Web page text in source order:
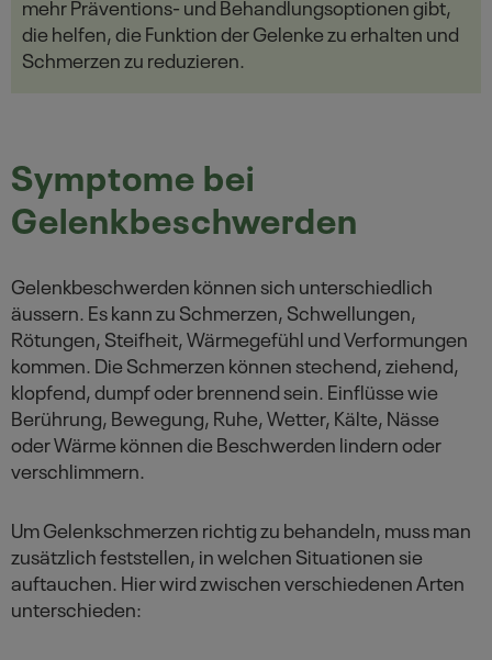
mehr Präventions- und Behandlungsoptionen gibt,
die helfen, die Funktion der Gelenke zu erhalten und
Schmerzen zu reduzieren.
Symptome bei
Gelenkbeschwerden
Gelenkbeschwerden können sich unterschiedlich
äussern. Es kann zu Schmerzen, Schwellungen,
Rötungen, Steifheit, Wärmegefühl und Verformungen
kommen. Die Schmerzen können stechend, ziehend,
klopfend, dumpf oder brennend sein. Einflüsse wie
Berührung, Bewegung, Ruhe, Wetter, Kälte, Nässe
oder Wärme können die Beschwerden lindern oder
verschlimmern.
Um Gelenkschmerzen richtig zu behandeln, muss man
zusätzlich feststellen, in welchen Situationen sie
auftauchen. Hier wird zwischen verschiedenen Arten
unterschieden: